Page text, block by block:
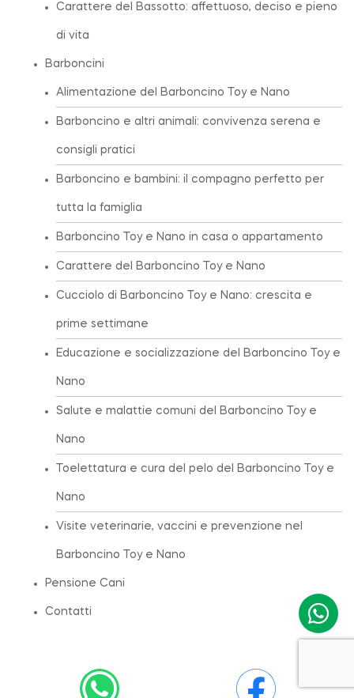
Carattere del Bassotto: affettuoso, deciso e pieno
di vita
Barboncini
Alimentazione del Barboncino Toy e Nano
Barboncino e altri animali: convivenza serena e
consigli pratici
Barboncino e bambini: il compagno perfetto per
tutta la famiglia
Barboncino Toy e Nano in casa o appartamento
Carattere del Barboncino Toy e Nano
Cucciolo di Barboncino Toy e Nano: crescita e
prime settimane
Educazione e socializzazione del Barboncino Toy e
Nano
Salute e malattie comuni del Barboncino Toy e
Nano
Toelettatura e cura del pelo del Barboncino Toy e
Nano
Visite veterinarie, vaccini e prevenzione nel
Barboncino Toy e Nano
Pensione Cani
Contatti